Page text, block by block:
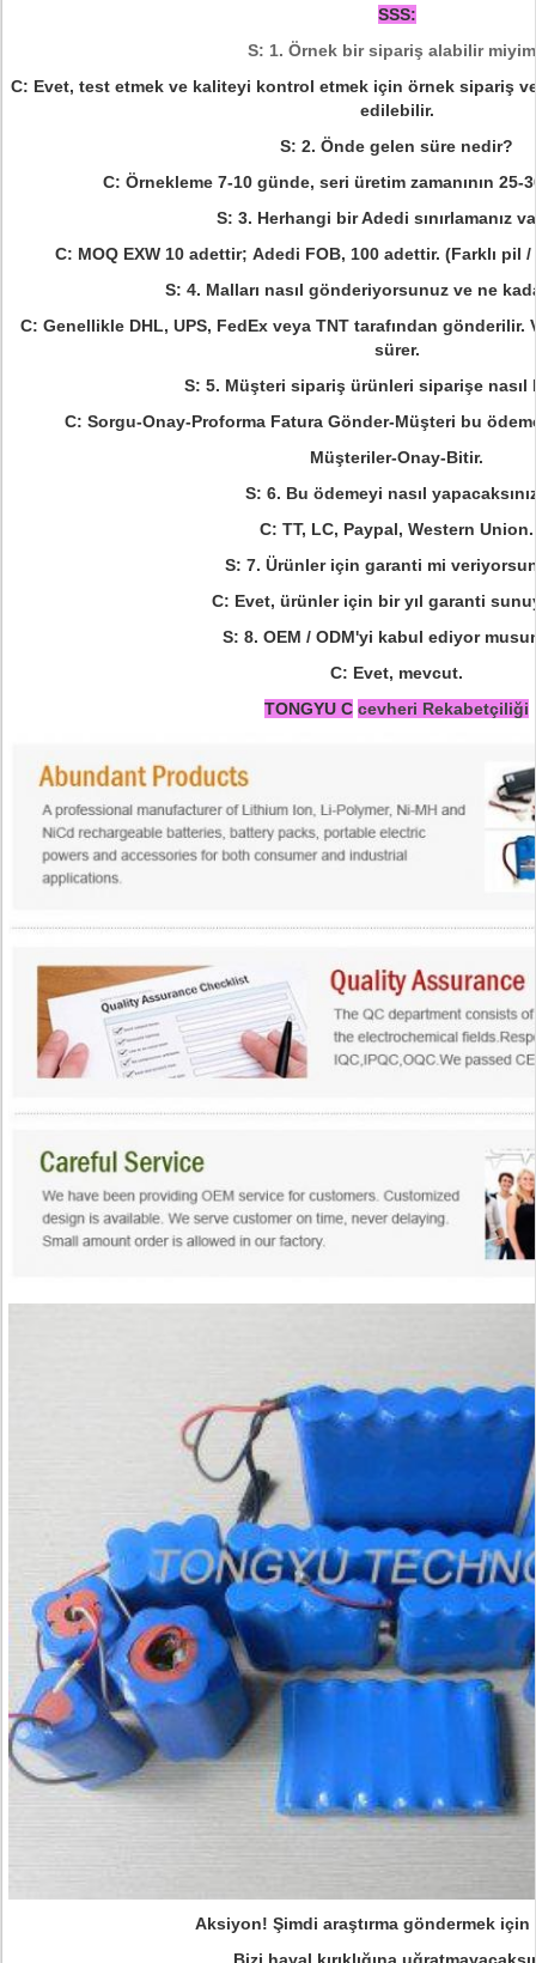
SSS:
S: 1. Örnek bir sipariş alabilir
C: Evet, test etmek ve kaliteyi kontrol etmek için örnek sipariş
edilebilir.
S: 2. Önde gelen süre nedir?
C: Örnekleme 7-10 günde, seri üretim zamanının 25-
S: 3. Herhangi bir Adedi sınırlamanız
C: MOQ EXW 10 adettir; Adedi FOB, 100 adettir. (Farklı pil
S: 4. Malları nasıl gönderiyorsunuz ve ne
C: Genellikle DHL, UPS, FedEx veya TNT tarafından gönderilir.
sürer.
S: 5. Müşteri sipariş ürünleri siparişe nasıl
C: Sorgu-Onay-Proforma Fatura Gönder-Müşteri bu
Müşteriler-Onay-Bitir.
S: 6. Bu ödemeyi nasıl
C: TT, LC, Paypal, Western Union.
S: 7. Ürünler için garanti mi
C: Evet, ürünler için bir yıl garanti
S: 8. OEM / ODM'yi kabul ediyor
C: Evet, mevcut.
TONGYU C cevheri Rekabetçiliği
Aksiyon! Şimdi araştırma göndermek için